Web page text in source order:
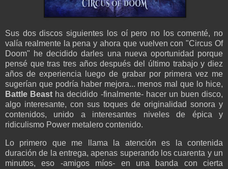
Sus dos discos siguientes los oí pero no los comenté, no
valía realmente la pena y ahora que vuelven con "Circus Of
Doom" he decidido darles una nueva oportunidad porque
pensé que tras tres años después del último trabajo y diez
años de experiencia luego de grabar por primera vez me
sugerían que podría haber mejora... menos mal que lo hice,
Battle Beast ha decidido -finalmente- hacer un buen disco,
algo interesante, con sus toques de originalidad sonora y
contenidos, unido a interesantes niveles de épica y
ridiculismo Power metalero contenido.
Lo primero que me llama la atención es la contenida
duración de la entrega, apenas superando los cuarenta y un
minutos, eso -amigos míos- en una banda con cierta